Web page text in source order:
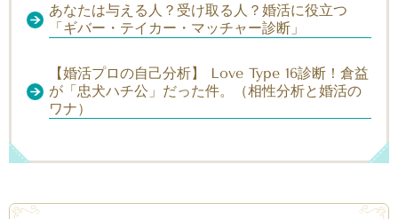
あなたは与える人？受け取る人？婚活に役立つ
「ギバー・テイカー・マッチャー診断」
【婚活プロの自己分析】 Love Type 16診断！倉益
が「忠犬ハチ公」だった件。（相性分析と婚活の
ワナ）